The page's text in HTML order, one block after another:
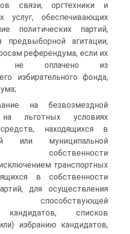
связи, оргтехники и
услуг, обеспечивающих
политических партий,
предвыборной агитации,
референдума, если их
не оплачено из
избирательного фонда,
на безвозмездной
льготных условиях
находящихся в
или муниципальной
собственности
транспортных
в собственности
для осуществления
способствующей
списков
избранию кандидатов,